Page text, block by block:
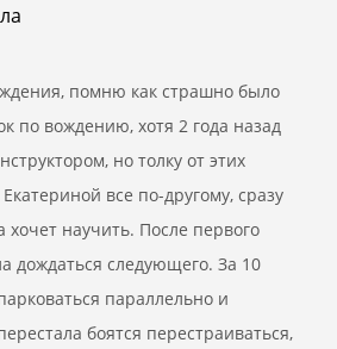
помню как страшно было
по вождению, хотя 2 года назад
но толку от этих
все по-другому, сразу
хочет научить. После первого
дождаться следующего. За 10
параллельно и
боятся перестраиваться,